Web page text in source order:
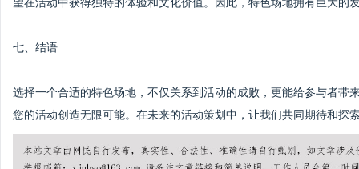
七、结语
选择一个合适的特色场地，不仅关系到活动的成败，更能给参与者带
您的活动创造无限可能。在未来的活动策划中，让我们共同期待和探